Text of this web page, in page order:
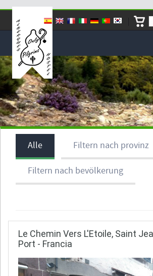
Alle Filtern nach provinz
Filtern nach bevölkerung
Le Chemin Vers L'Etoile, Saint
Port - Francia